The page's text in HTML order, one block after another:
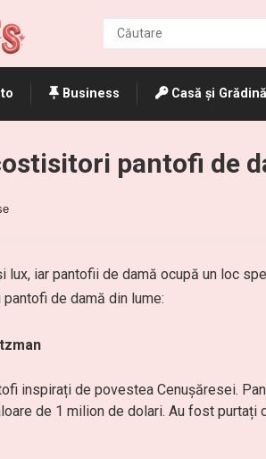
Business Casă și Grădină
pantofi de
iar pantofii de damă ocupă un loc
de damă din lume:
inspirați de povestea Cenușăresei.
de 1 milion de dolari. Au fost purtați